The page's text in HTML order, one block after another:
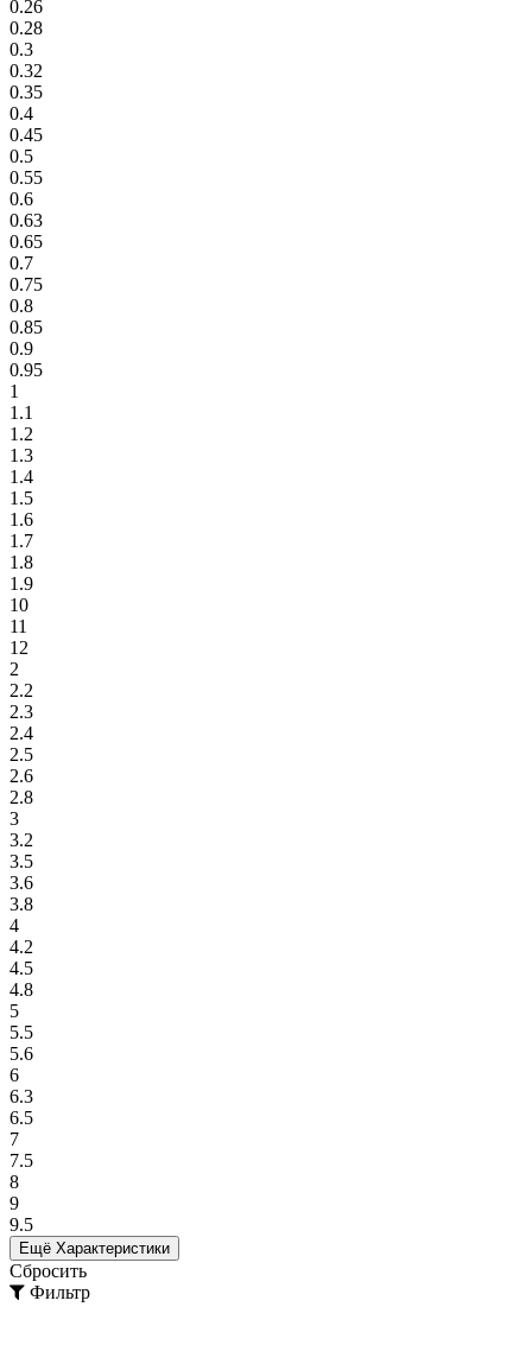
0.26
0.28
0.3
0.32
0.35
0.4
0.45
0.5
0.55
0.6
0.63
0.65
0.7
0.75
0.8
0.85
0.9
0.95
1
1.1
1.2
1.3
1.4
1.5
1.6
1.7
1.8
1.9
10
11
12
2
2.2
2.3
2.4
2.5
2.6
2.8
3
3.2
3.5
3.6
3.8
4
4.2
4.5
4.8
5
5.5
5.6
6
6.3
6.5
7
7.5
8
9
9.5
Ещё Характеристики
Сбросить
Фильтр